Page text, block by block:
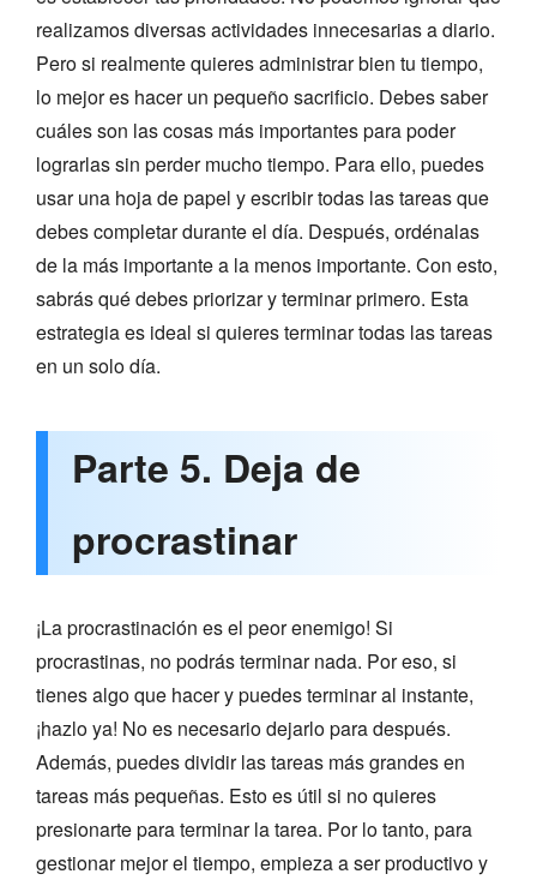
realizamos diversas actividades innecesarias a diario.
Pero si realmente quieres administrar bien tu tiempo,
lo mejor es hacer un pequeño sacrificio. Debes saber
cuáles son las cosas más importantes para poder
lograrlas sin perder mucho tiempo. Para ello, puedes
usar una hoja de papel y escribir todas las tareas que
debes completar durante el día. Después, ordénalas
de la más importante a la menos importante. Con esto,
sabrás qué debes priorizar y terminar primero. Esta
estrategia es ideal si quieres terminar todas las tareas
en un solo día.
Parte 5. Deja de
procrastinar
¡La procrastinación es el peor enemigo! Si
procrastinas, no podrás terminar nada. Por eso, si
tienes algo que hacer y puedes terminar al instante,
¡hazlo ya! No es necesario dejarlo para después.
Además, puedes dividir las tareas más grandes en
tareas más pequeñas. Esto es útil si no quieres
presionarte para terminar la tarea. Por lo tanto, para
gestionar mejor el tiempo, empieza a ser productivo y